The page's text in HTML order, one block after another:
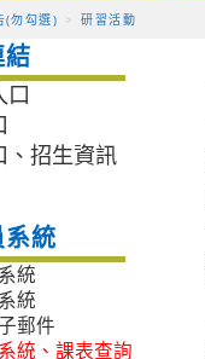
(勿勾選) > 研習活動
結
口
、招生資訊
系統
統
統
郵件
統、課表查詢